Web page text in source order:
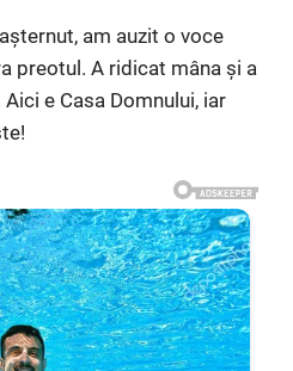
am auzit o voce
preotul. A ridicat mâna și a
e Casa Domnului, iar